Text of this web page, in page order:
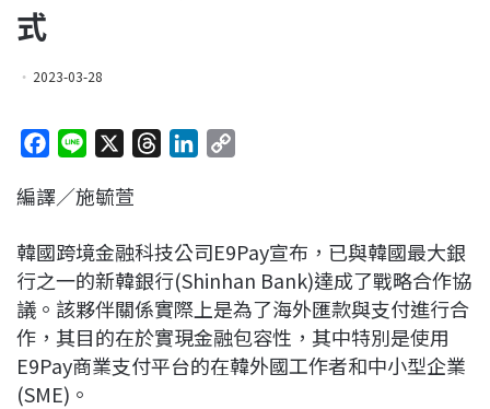
式
2023-03-28
c
b
o
o
k
n
a
d
s
e
d
I
n
L
i
n
k
編譯／施毓萱
韓國跨境金融科技公司E9Pay宣布，已與韓國最大銀
行之一的新韓銀行(Shinhan Bank)達成了戰略合作協
議。該夥伴關係實際上是為了海外匯款與支付進行合
作，其目的在於實現金融包容性，其中特別是使用
E9Pay商業支付平台的在韓外國工作者和中小型企業
(SME)。